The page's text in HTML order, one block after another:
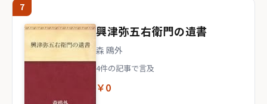
7
興津弥五右衛門の遺書
森 鴎外
4件の記事で言及
￥0